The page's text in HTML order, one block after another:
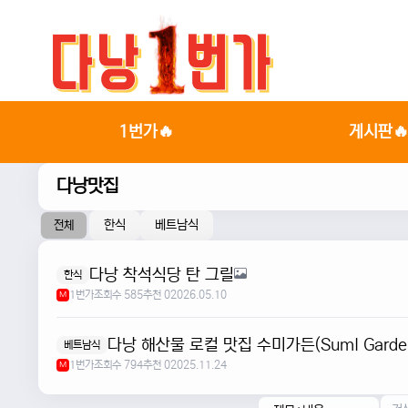
1번가🔥 게시판🔥
다낭맛집
전체 한식 베트남식
한식 다낭 착석식당 탄 그릴
M 1번가조회수 585추천 02026.05.10
베트남식 다낭 해산물 로컬 맛집 수미가든(SumI
M 1번가조회수 794추천 02025.11.24